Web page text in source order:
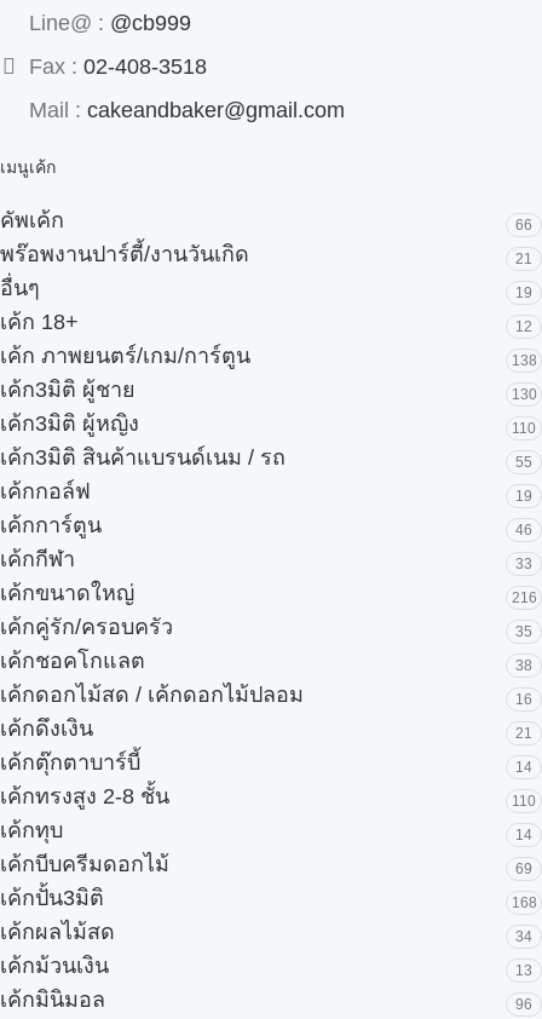
Line@ : @cb999
Fax : 02-408-3518
Mail : cakeandbaker@gmail.com
เมนูเค้ก
คัพเค้ก 66
พร๊อพงานปาร์ตี้/งานวันเกิด 21
อื่นๆ 19
เค้ก 18+ 12
เค้ก ภาพยนตร์/เกม/การ์ตูน 138
เค้ก3มิติ ผู้ชาย 130
เค้ก3มิติ ผู้หญิง 110
เค้ก3มิติ สินค้าแบรนด์เนม / รถ 55
เค้กกอล์ฟ 19
เค้กการ์ตูน 46
เค้กกีฬา 33
เค้กขนาดใหญ่ 216
เค้กคู่รัก/ครอบครัว 35
เค้กชอคโกแลต 38
เค้กดอกไม้สด / เค้กดอกไม้ปลอม 16
เค้กดึงเงิน 21
เค้กตุ๊กตาบาร์บี้ 14
เค้กทรงสูง 2-8 ชั้น 110
เค้กทุบ 14
เค้กบีบครีมดอกไม้ 69
เค้กปั้น3มิติ 168
เค้กผลไม้สด 34
เค้กม้วนเงิน 13
เค้กมินิมอล 96